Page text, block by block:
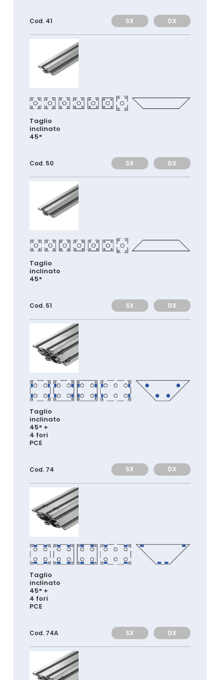
Cod. 41 SX DX
Taglio
inclinato
45°
Cod. 50 SX DX
Taglio
inclinato
45°
Cod. 51 SX DX
Taglio
inclinato
45° +
4 fori
PCE
Cod. 74 SX DX
Taglio
inclinato
45° +
4 fori
PCE
Cod. 74A SX DX